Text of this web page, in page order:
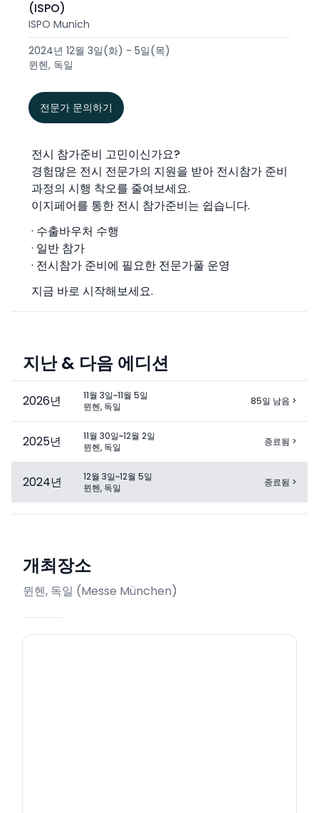
(ISPO)
ISPO Munich
2024년 12월 3일(화) - 5일(목)
뮌헨, 독일
전문가 문의하기
전시 참가준비 고민이신가요?
경험많은 전시 전문가의 지원을 받아 전시참가 준비
과정의 시행 착오를 줄여보세요.
이지페어를 통한 전시 참가준비는 쉽습니다.
· 수출바우처 수행
· 일반 참가
· 전시참가 준비에 필요한 전문가풀 운영
지금 바로 시작해보세요.
지난 & 다음 에디션
2026년
11월 3일~11월 5일
뮌헨, 독일
85일 남음 >
2025년
11월 30일~12월 2일
뮌헨, 독일
종료됨 >
2024년
12월 3일~12월 5일
뮌헨, 독일
종료됨 >
개최장소
뮌헨, 독일 (Messe München)